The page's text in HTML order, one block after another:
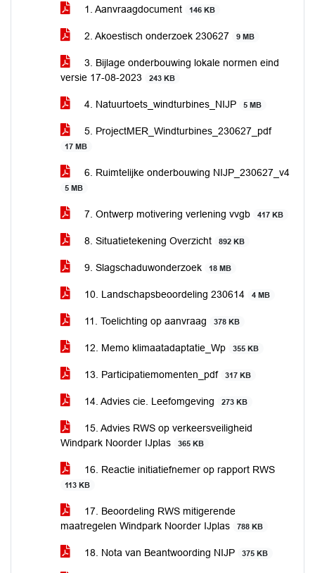
1. Aanvraagdocument 146 KB
2. Akoestisch onderzoek 230627 9 MB
3. Bijlage onderbouwing lokale normen eind
versie 17-08-2023
243 KB
4. Natuurtoets_windturbines_NIJP 5 MB
5. ProjectMER_Windturbines_230627_pdf
17 MB
6. Ruimtelijke onderbouwing NIJP_230627_v4
5 MB
7. Ontwerp motivering verlening vvgb 417 KB
8. Situatietekening Overzicht 892 KB
9. Slagschaduwonderzoek 18 MB
10. Landschapsbeoordeling 230614 4 MB
11. Toelichting op aanvraag 378 KB
12. Memo klimaatadaptatie_Wp 355 KB
13. Participatiemomenten_pdf 317 KB
14. Advies cie. Leefomgeving 273 KB
15. Advies RWS op verkeersveiligheid
Windpark Noorder IJplas
365 KB
16. Reactie initiatiefnemer op rapport RWS
113 KB
17. Beoordeling RWS mitigerende
maatregelen Windpark Noorder IJplas
788 KB
18. Nota van Beantwoording NIJP 375 KB